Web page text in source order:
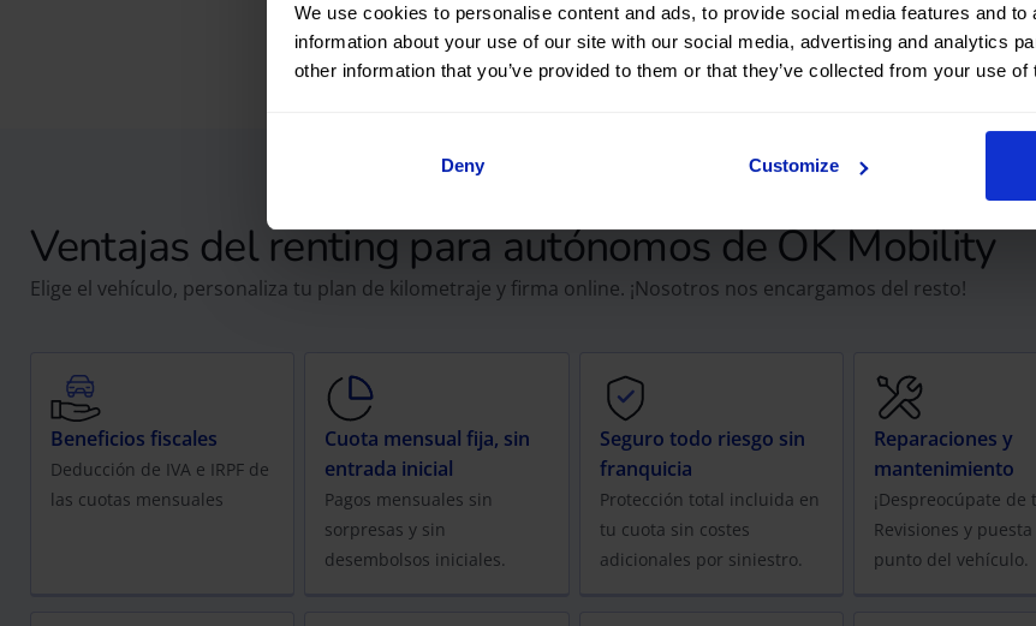
We use cookies to personalise content and ads, to provide social media features and
information about your use of our site with our social media, advertising and analytics
other information that you’ve provided to them or that they’ve collected from your use
Deny Customize
Ventajas del renting para autónomos de OK Mobility
Elige el vehículo, personaliza tu plan de kilometraje y firma online. ¡Nosotros nos encargamos del resto!
Cuota mensual fija, sin
entrada inicial
Pagos mensuales sin
sorpresas y sin
desembolsos iniciales.
Seguro todo riesgo sin
franquicia
Protección total incluida en
tu cuota sin costes
adicionales por siniestro.
Reparaciones y
mantenimiento
¡Despreocúpate de
Revisiones y puesta
punto del vehículo.
Beneficios fiscales
Deducción de IVA e IRPF de
las cuotas mensuales